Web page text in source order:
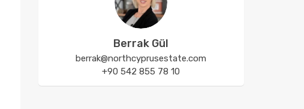
Berrak Gül
berrak@northcyprusestate.com
+90 542 855 78 10